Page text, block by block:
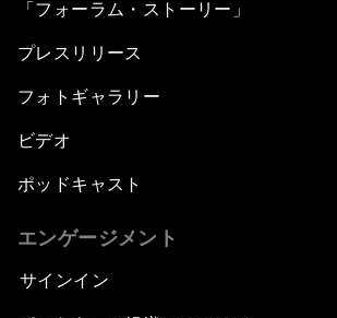
「フォーラム・ストーリー」
プレスリリース
フォトギャラリー
ビデオ
ポッドキャスト
エンゲージメント
サインイン